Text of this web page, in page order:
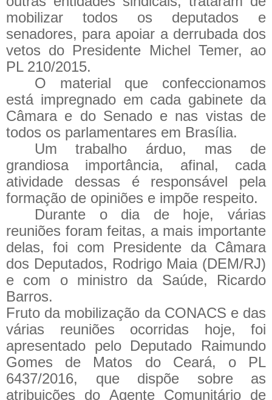
mobilizar todos os deputados e
senadores, para apoiar a derrubada dos
vetos do Presidente Michel Temer, ao
PL 210/2015.
O material que confeccionamos
está impregnado em cada gabinete da
Câmara e do Senado e nas vistas de
todos os parlamentares em Brasília.
Um trabalho árduo, mas de
grandiosa importância, afinal, cada
atividade dessas é responsável pela
formação de opiniões e impõe respeito.
Durante o dia de hoje, várias
reuniões foram feitas, a mais importante
delas, foi com Presidente da Câmara
dos Deputados, Rodrigo Maia (DEM/RJ)
e com o
ministro da Saúde, Ricardo
Barros.
Fruto da mobilização da CONACS e das
várias reuniões ocorridas hoje, foi
apresentado pelo Deputado Raimundo
Gomes de Matos do Ceará, o PL
6437/2016, que dispõe sobre as
atribuições do Agente Comunitário de